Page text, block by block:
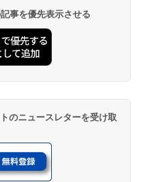
事を優先表示させる
のニュースレターを受け取